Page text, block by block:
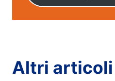
Altri